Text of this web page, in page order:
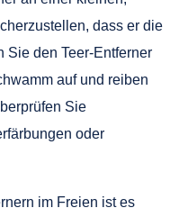
dass er die
Sie den Teer-Entferner
auf und reiben
Sie
oder
im Freien ist es